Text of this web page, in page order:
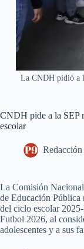
La CNDH pidió a
CNDH pide a la SEP
escolar
Redacción
La Comisión
de Educación Pública
del ciclo escolar
Futbol 2026, al
adolescentes y a sus